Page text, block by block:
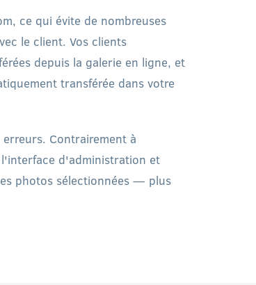
ce qui évite de nombreuses
le client. Vos clients
depuis la galerie en ligne, et
transférée dans votre
Contrairement à
d'administration et
photos sélectionnées — plus